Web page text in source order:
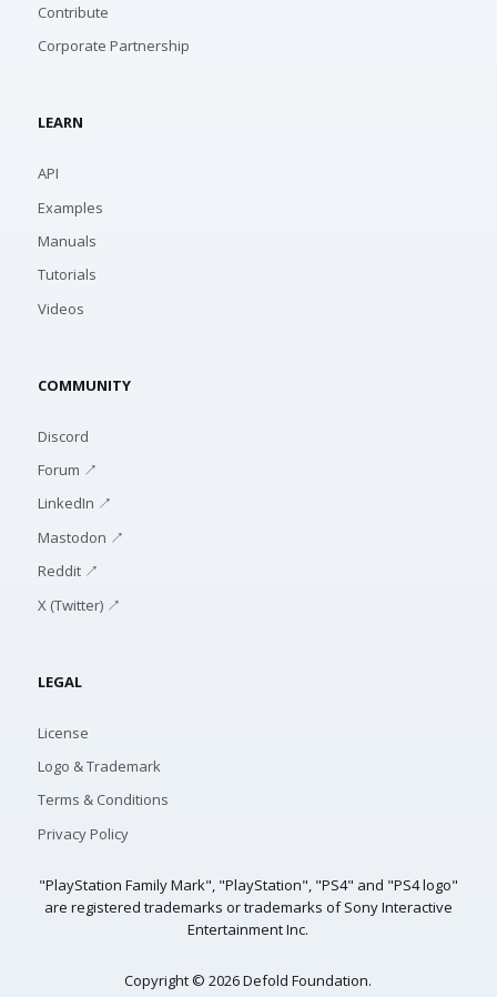
Contribute
Corporate Partnership
LEARN
API
Examples
Manuals
Tutorials
Videos
COMMUNITY
Discord
Forum ↗
LinkedIn ↗
Mastodon ↗
Reddit ↗
X (Twitter) ↗
LEGAL
License
Logo & Trademark
Terms & Conditions
Privacy Policy
"PlayStation Family Mark", "PlayStation", "PS4" and "PS4 logo"
are registered trademarks or trademarks of Sony Interactive
Entertainment Inc.
Copyright © 2026 Defold Foundation.